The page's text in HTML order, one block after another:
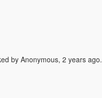
by Anonymous, 2 years ago.